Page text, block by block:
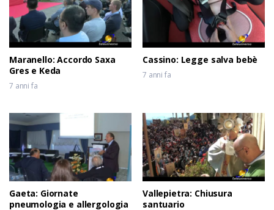
Maranello: Accordo Saxa
Gres e Keda
7 anni fa
Cassino: Legge salva bebè
7 anni fa
Gaeta: Giornate
pneumologia e allergologia
Vallepietra: Chiusura
santuario